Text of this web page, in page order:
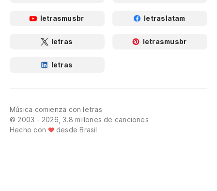
letrasmusbr letraslatam
letras letrasmusbr
letras
Música comienza con letras
© 2003 - 2026, 3.8 millones de canciones
Hecho con
desde Brasil